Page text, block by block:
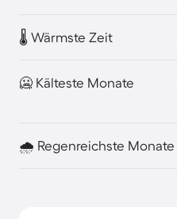
🌡️ Wärmste Zeit
🥶 Kälteste Monate
🌧️ Regenreichste Monate